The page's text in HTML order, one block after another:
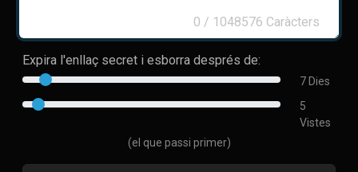
0 / 1048576 Caràcters
Expira l'enllaç secret i esborra després de:
7 Dies
5
Vistes
(el que passi primer)